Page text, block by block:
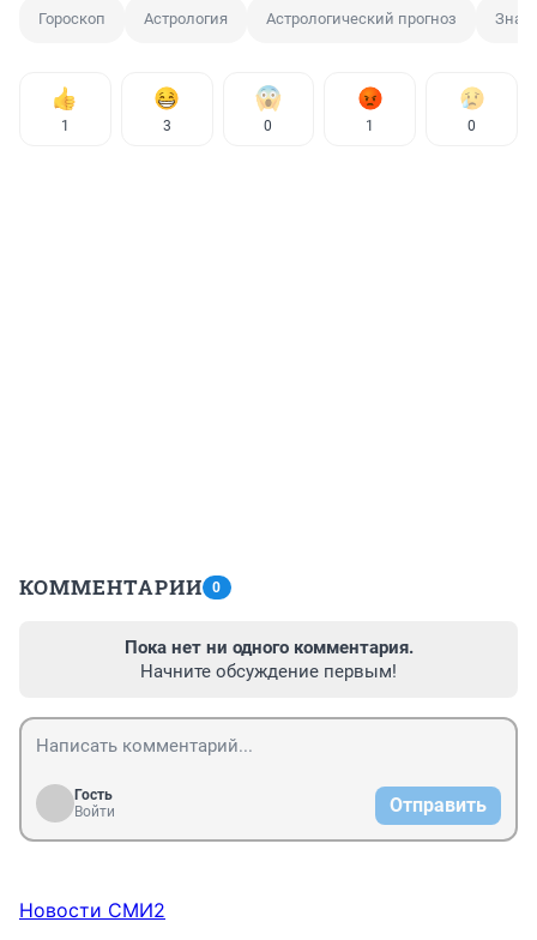
Гороскоп Астрология Астрологический прогноз Знак
1 3 0 1 0
КОММЕНТАРИИ 0
Пока нет ни одного комментария.
Начните обсуждение первым!
Гость
Войти
Отправить
Новости СМИ2